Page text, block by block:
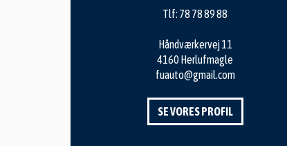
Tlf: 78 78 89 88
Håndværkervej 11
4160 Herlufmagle
fuauto@gmail.com
SE VORES PROFIL